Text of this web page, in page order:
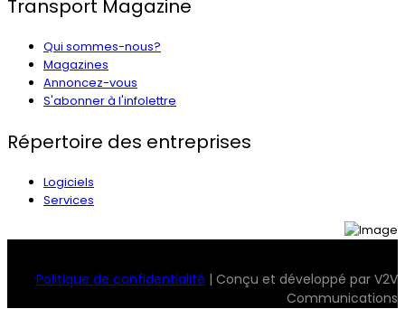
Transport Magazine
Qui sommes-nous?
Magazines
Annoncez-vous
S'abonner à l'infolettre
Répertoire des entreprises
Logiciels
Services
Politique de confidentialité | Conçu et développé par V2V
Communications